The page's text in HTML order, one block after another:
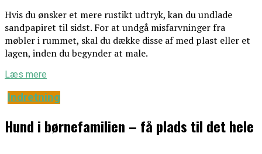
Hvis du ønsker et mere rustikt udtryk, kan du undlade
sandpapiret til sidst. For at undgå misfarvninger fra
møbler i rummet, skal du dække disse af med plast eller et
lagen, inden du begynder at male.
Læs mere
Indretning
Hund i børnefamilien – få plads til det hele